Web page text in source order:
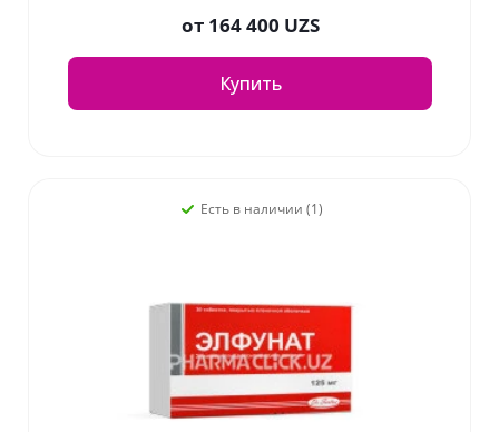
от 164 400 UZS
Купить
Есть в наличии (1)